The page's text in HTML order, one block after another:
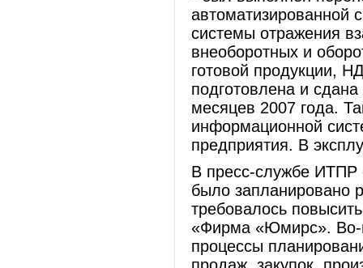
автоматизированной
системы отражения
внеоборотных и
готовой продукции,
подготовлена и
месяцев 2007 года.
информационной
предприятия. В
В пресс-службе ИТПР
было запланировано
требовалось
«Фирма «Юмирс». Во-
процессы